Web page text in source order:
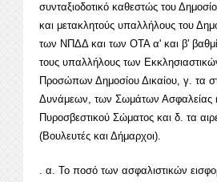
συνταξιοδοτικό καθεστώς του
και μετακλητούς υπαλλήλους του
των ΝΠΔΔ και των ΟΤΑ α' και β'
τους υπαλλήλους των
Προσώπων Δημοσίου Δικαίου, γ. τα
Δυνάμεων, των Σωμάτων Ασφαλείας
Πυροσβεστικού Σώματος και δ. τα
(Βουλευτές και Δήμαρχοι).
. α. Το ποσό των ασφαλιστικών